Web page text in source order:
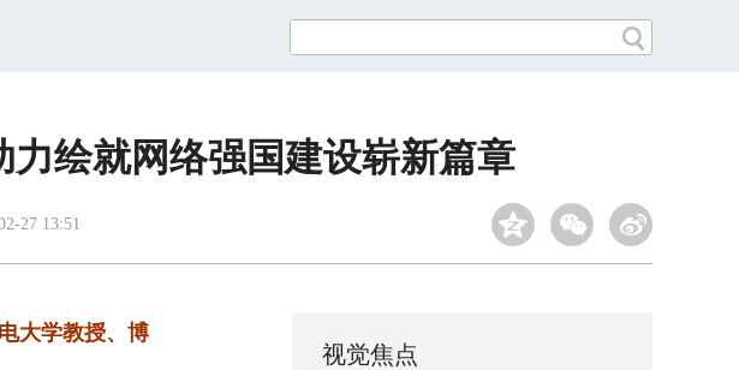
力绘就网络强国建设崭新篇章
27 13:51
大学教授、博
视觉焦点